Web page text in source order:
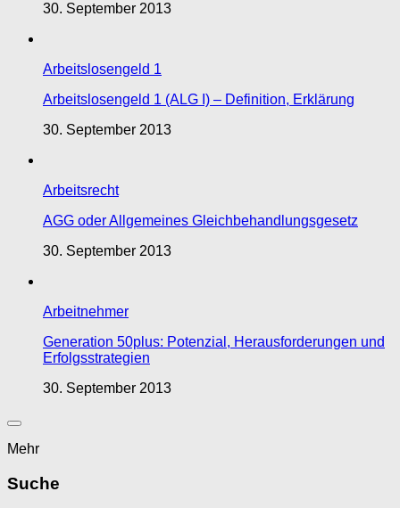
30. September 2013
Arbeitslosengeld 1
Arbeitslosengeld 1 (ALG I) – Definition, Erklärung
30. September 2013
Arbeitsrecht
AGG oder Allgemeines Gleichbehandlungsgesetz
30. September 2013
Arbeitnehmer
Generation 50plus: Potenzial, Herausforderungen und
Erfolgsstrategien
30. September 2013
Mehr
Suche